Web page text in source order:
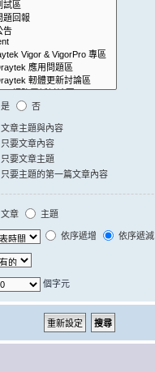
是 否
文章主題與內容
只要文章內容
只要文章主題
只要主題的第一篇文章內容
文章 主題
依序遞增 依序遞減
個字元